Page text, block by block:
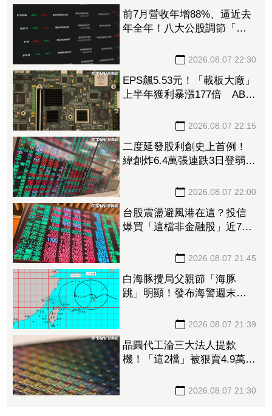
前7月營收年增88%、逼近去
年全年！八大公股調節「這
2026.08.07 22:30
EPS飆5.53元！「載板大廠」
上半年獲利暴漲177倍 ABF
2026.08.07 22:15
二度延發股利創史上首例！
緯創炸6.4萬張連跌3日登弱勢
2026.08.07 22:00
台股震盪避風港在這？投信
爆買「這檔非金融股」近7千
2026.08.07 21:45
白海豚攪局父親節「海豚
跳」明顯！發布海警週末影
2026.08.07 21:39
晶圓代工淪三大法人提款
機！「這2檔」被狠賣4.9萬
2026.08.07 21:30